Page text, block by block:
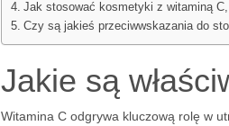
Jak stosować kosmetyki z witaminą
Czy są jakieś przeciwwskazania do
Jakie są
Witamina C odgrywa kluczową rolę w